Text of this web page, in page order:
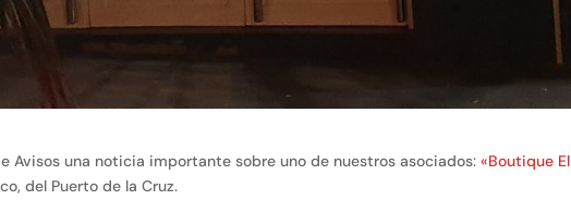
Avisos una noticia importante sobre uno de nuestros asociados:«Boutique El
del Puerto de la Cruz.